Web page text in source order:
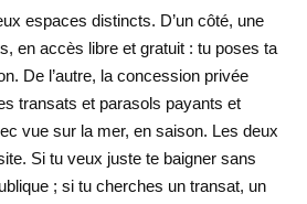
espaces distincts. D’un côté, une
en accès libre et gratuit : tu poses ta
De l’autre, la concession privée
transats et parasols payants et
vue sur la mer, en saison. Les deux
Si tu veux juste te baigner sans
; si tu cherches un transat, un